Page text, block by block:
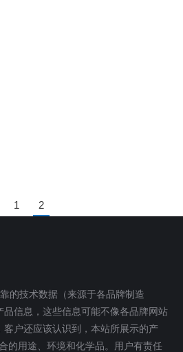
1 2
的技术数据（来源于各品牌制造
信息，这些信息可能不像各品牌网站
客户还应该认识到，本站所展示的产
的用途、环境和化学品。用户有责任